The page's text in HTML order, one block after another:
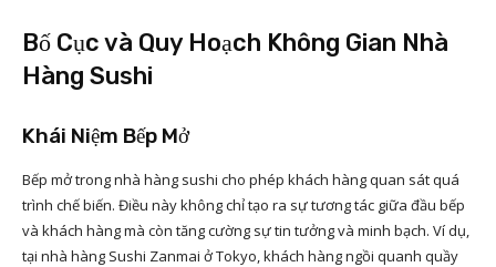
Bố Cục và Quy Hoạch Không Gian Nhà
Hàng Sushi
Khái Niệm Bếp Mở
Bếp mở trong nhà hàng sushi cho phép khách hàng quan sát quá
trình chế biến. Điều này không chỉ tạo ra sự tương tác giữa đầu bếp
và khách hàng mà còn tăng cường sự tin tưởng và minh bạch. Ví dụ,
tại nhà hàng Sushi Zanmai ở Tokyo, khách hàng ngồi quanh quầy